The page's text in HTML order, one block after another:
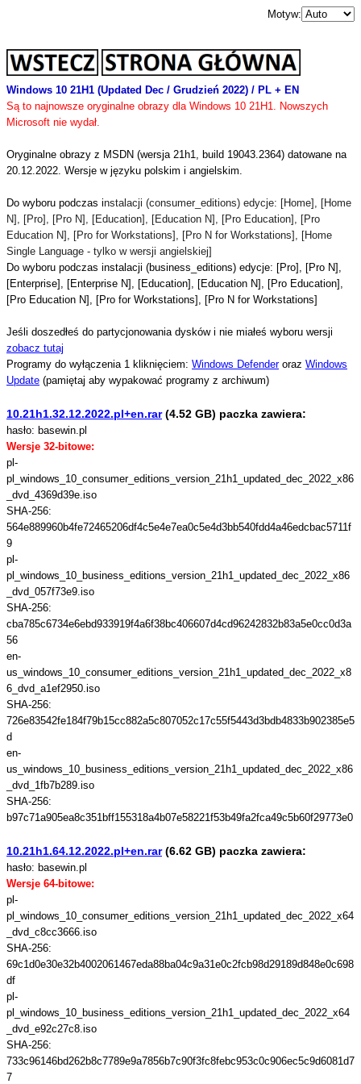
Motyw:
Windows 10 21H1 (Updated Dec / Grudzień 2022) / PL + EN
Są to najnowsze oryginalne obrazy dla Windows 10 21H1. Nowszych
Microsoft nie wydał.
Oryginalne obrazy z MSDN (wersja 21h1, build 19043.2364) datowane na
20.12.2022. Wersje w języku polskim i angielskim.
Do wyboru podczas instalacji (consumer_editions) edycje: [Home], [Home
N], [Pro], [Pro N], [Education], [Education N], [Pro Education], [Pro
Education N], [Pro for Workstations], [Pro N for Workstations], [Home
Single Language - tylko w wersji angielskiej]
Do wyboru podczas instalacji (business_editions) edycje: [Pro], [Pro N],
[Enterprise], [Enterprise N], [Education], [Education N], [Pro Education],
[Pro Education N], [Pro for Workstations], [Pro N for Workstations]
Jeśli doszedłeś do partycjonowania dysków i nie miałeś wyboru wersji
zobacz tutaj
Programy do wyłączenia 1 kliknięciem: Windows Defender oraz Windows
Update (pamiętaj aby wypakować programy z archiwum)
10.21h1.32.12.2022.pl+en.rar(4.52 GB) paczka zawiera:
hasło: basewin.pl
Wersje 32-bitowe:
pl-
pl_windows_10_consumer_editions_version_21h1_updated_dec_2022_x86
_dvd_4369d39e.iso
SHA-256:
564e889960b4fe72465206df4c5e4e7ea0c5e4d3bb540fdd4a46edcbac5711f
9
pl-
pl_windows_10_business_editions_version_21h1_updated_dec_2022_x86
_dvd_057f73e9.iso
SHA-256:
cba785c6734e6ebd933919f4a6f38bc406607d4cd96242832b83a5e0cc0d3a
56
en-
us_windows_10_consumer_editions_version_21h1_updated_dec_2022_x8
6_dvd_a1ef2950.iso
SHA-256:
726e83542fe184f79b15cc882a5c807052c17c55f5443d3bdb4833b902385e5
d
en-
us_windows_10_business_editions_version_21h1_updated_dec_2022_x86
_dvd_1fb7b289.iso
SHA-256:
b97c71a905ea8c351bff155318a4b07e58221f53b49fa2fca49c5b60f29773e0
10.21h1.64.12.2022.pl+en.rar (6.62 GB) paczka zawiera:
hasło: basewin.pl
Wersje 64-bitowe:
pl-
pl_windows_10_consumer_editions_version_21h1_updated_dec_2022_x64
_dvd_c8cc3666.iso
SHA-256:
69c1d0e30e32b4002061467eda88ba04c9a31e0c2fcb98d29189d848e0c698
df
pl-
pl_windows_10_business_editions_version_21h1_updated_dec_2022_x64
_dvd_e92c27c8.iso
SHA-256:
733c96146bd262b8c7789e9a7856b7c90f3fc8febc953c0c906ec5c9d6081d7
7